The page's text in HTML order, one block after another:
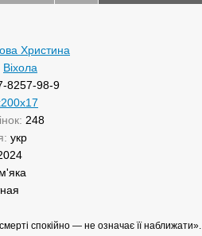
Христина
Віхола
8257-98-9
248
укр
м'яка
спокійно — не означає її наближати».